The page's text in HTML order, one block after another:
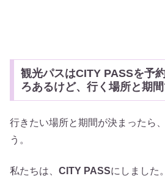
観光パスはCITY PASSを予
ろあるけど、行く場所と期間
行きたい場所と期間が決まったら
う。
私たちは、 CITY PASSにしました。